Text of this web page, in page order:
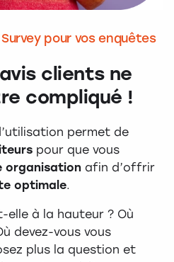
pour vos enquêtes
clients ne
compliqué !
permet de
pour que vous
organisation afin d’offrir
optimale.
à la hauteur ? Où
devez-vous vous
plus la question et